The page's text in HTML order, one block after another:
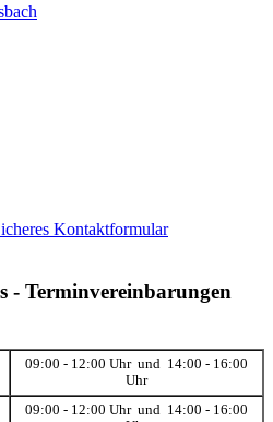
Kontaktformular
- Terminvereinbarungen
09:00 - 12:00 Uhr und 14:00 - 16:00
Uhr
09:00 - 12:00 Uhr und 14:00 - 16:00